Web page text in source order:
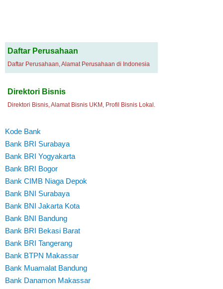
Daftar Perusahaan
Daftar Perusahaan, Alamat Perusahaan di Indonesia
Direktori Bisnis
Direktori Bisnis, Alamat Bisnis UKM, Profil Bisnis Lokal.
Kode Bank
Bank BRI Surabaya
Bank BRI Yogyakarta
Bank BRI Bogor
Bank CIMB Niaga Depok
Bank BNI Surabaya
Bank BNI Jakarta Kota
Bank BNI Bandung
Bank BRI Bekasi Barat
Bank BRI Tangerang
Bank BTPN Makassar
Bank Muamalat Bandung
Bank Danamon Makassar